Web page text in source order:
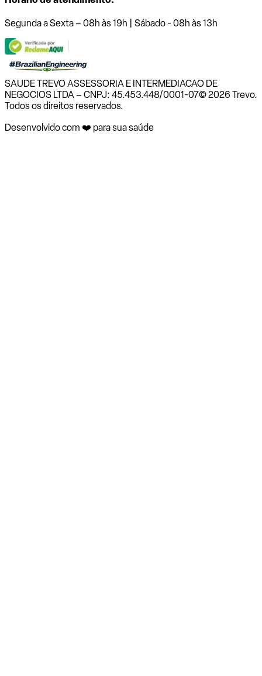
Segunda a Sexta – 08h às 19h | Sábado - 08h às 13h
SAUDE TREVO ASSESSORIA E INTERMEDIACAO DE
NEGOCIOS LTDA – CNPJ: 45.453.448/0001-07© 2026 Trevo.
Todos os direitos reservados.
Desenvolvido com ❤️ para sua saúde